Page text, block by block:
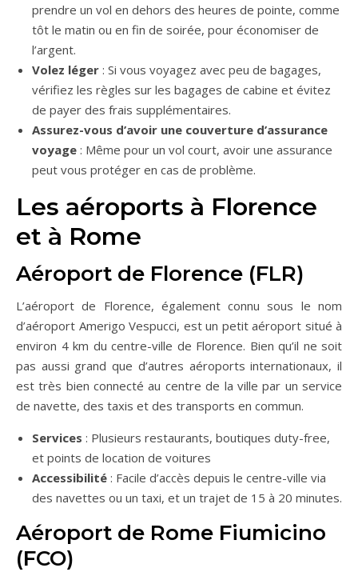
prendre un vol en dehors des heures de pointe, comme
tôt le matin ou en fin de soirée, pour économiser de
l’argent.
Volez léger : Si vous voyagez avec peu de bagages,
vérifiez les règles sur les bagages de cabine et évitez
de payer des frais supplémentaires.
Assurez-vous d’avoir une couverture d’assurance
voyage : Même pour un vol court, avoir une assurance
peut vous protéger en cas de problème.
Les aéroports à Florence
et à Rome
Aéroport de Florence (FLR)
L’aéroport de Florence, également connu sous le nom
d’aéroport Amerigo Vespucci, est un petit aéroport situé à
environ 4 km du centre-ville de Florence. Bien qu’il ne soit
pas aussi grand que d’autres aéroports internationaux, il
est très bien connecté au centre de la ville par un service
de navette, des taxis et des transports en commun.
Services : Plusieurs restaurants, boutiques duty-free,
et points de location de voitures
Accessibilité : Facile d’accès depuis le centre-ville via
des navettes ou un taxi, et un trajet de 15 à 20 minutes.
Aéroport de Rome Fiumicino
(FCO)